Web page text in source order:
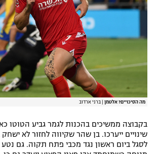
מה הסיכויים? אלטמן ברני ארדוב
בקבוצה ממשיכים בהכנות לגמר גביע הטוטו
שינויים ייערכו. בן שהר שקיווה לחזור לא ישחק
לסגל ביום ראשון נגד מכבי פתח תקוה. גם נטע